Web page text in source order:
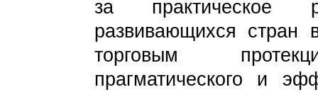
за практическое
развивающихся стран
торговым
прагматического и